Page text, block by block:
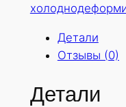
и
в
Детали
Отзывы (0)
Детали